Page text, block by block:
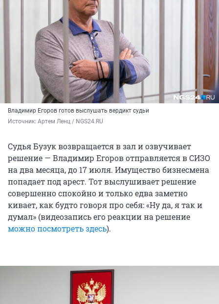
Владимир Егоров готов выслушать вердикт судьи
Источник: Артем Ленц / NGS24.RU
Судья Бузук возвращается в зал и озвучивает
решение — Владимир Егоров отправляется в СИЗО
на два месяца, до 17 июля. Имущество бизнесмена
попадает под арест. Тот выслушивает решение
совершенно спокойно и только едва заметно
кивает, как будто говоря про себя: «Ну да, я так и
думал» (видеозапись его реакции на решение
можно посмотреть здесь).